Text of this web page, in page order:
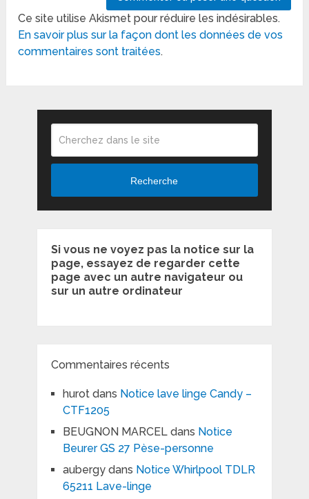
Ce site utilise Akismet pour réduire les indésirables.
En savoir plus sur la façon dont les données de vos
commentaires sont traitées.
Recherche
Si vous ne voyez pas la notice sur la
page, essayez de regarder cette
page avec un autre navigateur ou
sur un autre ordinateur
Commentaires récents
hurotdans Notice lave linge Candy –
CTF1205
BEUGNON MARCELdans Notice
Beurer GS 27 Pèse-personne
aubergydans Notice Whirlpool TDLR
65211 Lave-linge